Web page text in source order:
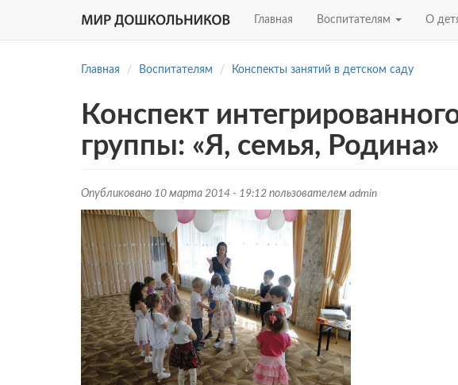
Главная Воспитателям О
Главная Воспитателям Конспекты занятий в детском саду
Конспект
группы: «Я, семья, Родина»
Опубликовано 10 марта 2014 - 19:12 пользователем admin